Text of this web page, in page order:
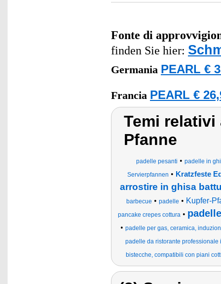
Fonte di
finden Sie hier:
Germania PEARL €
Francia PEARL €
Temi relativi
Pfanne
padelle pesanti • padelle in
Servierpfannen • Kratzfeste
arrostire in ghisa
barbecue • padelle • Kupfer-
pancake crepes cottura •
• padelle per gas, ceramica,
padelle da ristorante professionale
bistecche, compatibili con piani